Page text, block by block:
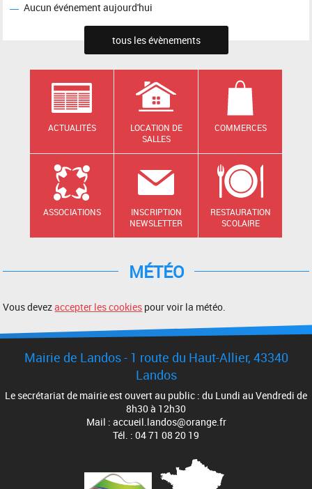
Aucun événement aujourd'hui
tous les évènements
ACTUALITÉS
LOCATION DE
SALLES
COMMERCES
ASSOCIATIONS
INSCRIPTION
NEWSLETTER
RESTAURATION
SCOLAIRE
MÉTÉO
Vous devezaccepter les cookies pour voir la météo.
Mairie de Landos - 1 route du Haut-Allier, 43340
Landos
Le secrétariat de mairie est ouvert au public : du Lundi au Vendredi de
8h30 à 12h30
Mail : accueil.landos@orange.fr
Tél. : 04 71 08 20 19